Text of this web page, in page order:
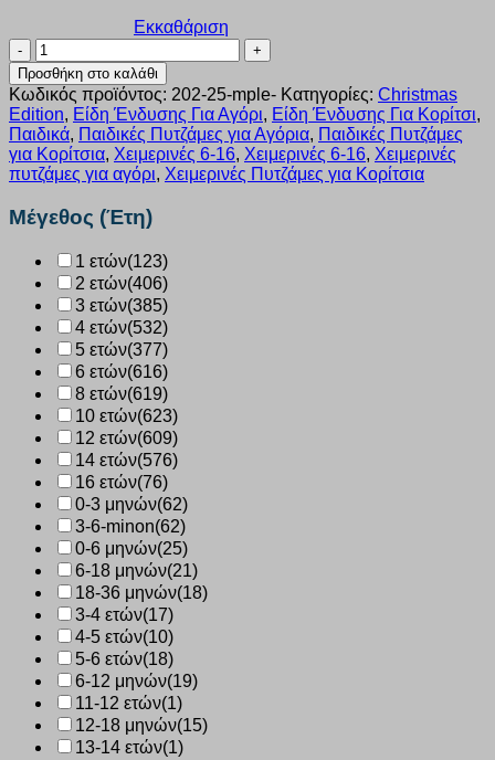
Εκκαθάριση
Πυζάμα
Unisex
Galaxy
8-
14
Ετών
”X-
mas
Μπλε
25
ποσότητα
Προσθήκη στο καλάθι
Κωδικός προϊόντος: 202-25-mple- Κατηγορίες: Christmas
Edition, Είδη Ένδυσης Για Αγόρι, Είδη Ένδυσης Για Κορίτσι,
Παιδικά, Παιδικές Πυτζάμες για Αγόρια, Παιδικές Πυτζάμες
για Κορίτσια, Χειμερινές 6-16, Χειμερινές 6-16, Χειμερινές
πυτζάμες για αγόρι, Χειμερινές Πυτζάμες για Κορίτσια
Μέγεθος (Έτη)
1 ετών(123)
2 ετών(406)
3 ετών(385)
4 ετών(532)
5 ετών(377)
6 ετών(616)
8 ετών(619)
10 ετών(623)
12 ετών(609)
14 ετών(576)
16 ετών(76)
0-3 μηνών(62)
3-6-minon(62)
0-6 μηνών(25)
6-18 μηνών(21)
18-36 μηνών(18)
3-4 ετών(17)
4-5 ετών(10)
5-6 ετών(18)
6-12 μηνών(19)
11-12 ετών(1)
12-18 μηνών(15)
13-14 ετών(1)